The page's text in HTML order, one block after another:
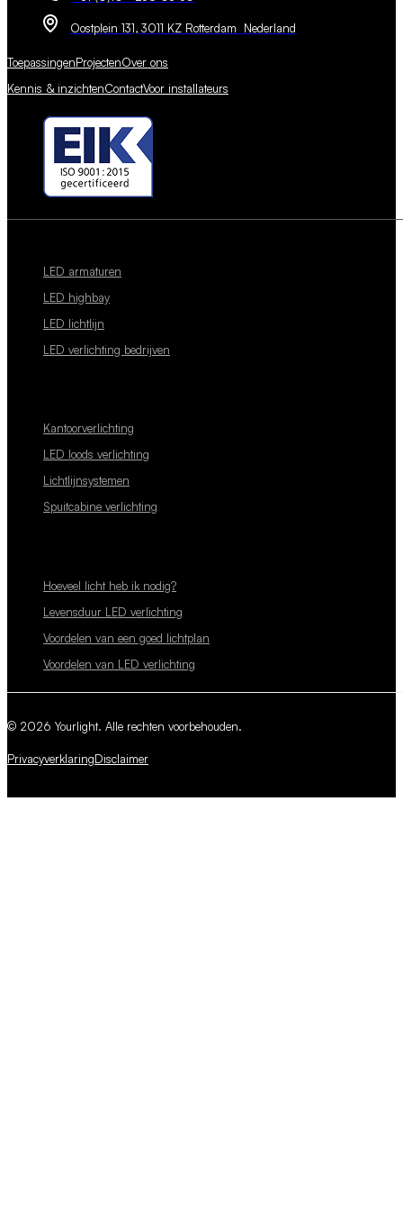
Oostplein 131, 3011 KZ Rotterdam Nederland
ToepassingenProjectenOver ons
Kennis & inzichtenContactVoor installateurs
LED armaturen
LED highbay
LED lichtlijn
LED verlichting bedrijven
Kantoorverlichting
LED loods verlichting
Lichtlijnsystemen
Spuitcabine verlichting
Hoeveel licht heb ik nodig?
Levensduur LED verlichting
Voordelen van een goed lichtplan
Voordelen van LED verlichting
© 2026 Yourlight. Alle rechten voorbehouden.
PrivacyverklaringDisclaimer